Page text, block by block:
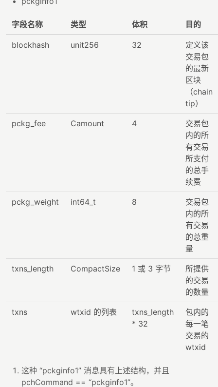
字段名称 类型 体积 目的
blockhash unit256 32
定义该
交易包
的最新
区块
（chain
tip）
pckg_fee Camount 4
交易包
内的所
有交易
所支付
的总手
续费
pckg_weight int64_t 8
交易包
内的所
有交易
的总重
量
txns_length CompactSize 1 或 3 字节
所提供
的交易
的数量
txns wtxid 的列表
txns_length
* 32
包内的
每一笔
交易的
wtxid
这种 “pckginfo1” 消息具有上述结构，并且
pchCommand == “pckginfo1”。